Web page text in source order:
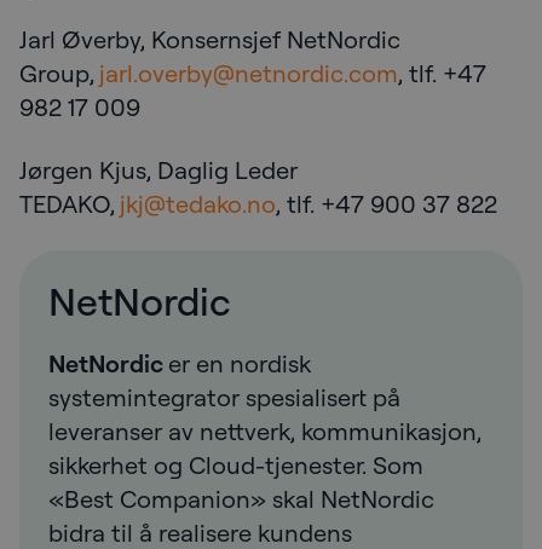
Jarl Øverby, Konsernsjef NetNordic
Group, jarl.overby@netnordic.com, tlf. +47
982 17 009
Jørgen Kjus, Daglig Leder
TEDAKO, jkj@tedako.no, tlf. +47 900 37 822
NetNordic
NetNordic er en nordisk
systemintegrator spesialisert på
leveranser av nettverk, kommunikasjon,
sikkerhet og Cloud-tjenester. Som
«Best Companion» skal NetNordic
bidra til å realisere kundens